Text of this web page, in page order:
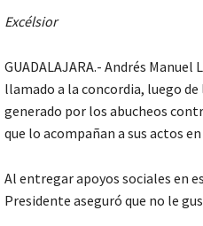
Excélsior
GUADALAJARA.- Andrés
llamado a la concordia, luego de
generado por los abucheos
que lo acompañan a sus actos
Al entregar apoyos sociales en
Presidente aseguró que no le